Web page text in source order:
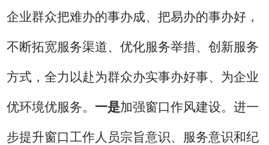
企业群众把难办的事办成、把易办的事办好，
不断拓宽服务渠道、优化服务举措、创新服务
方式，全力以赴为群众办实事办好事、为企业
优环境优服务。 一是加强窗口作风建设。进一
步提升窗口工作人员宗旨意识、服务意识和纪